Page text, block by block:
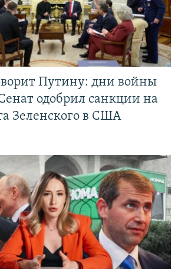
Путину: дни войны
одобрил санкции на
Зеленского в США